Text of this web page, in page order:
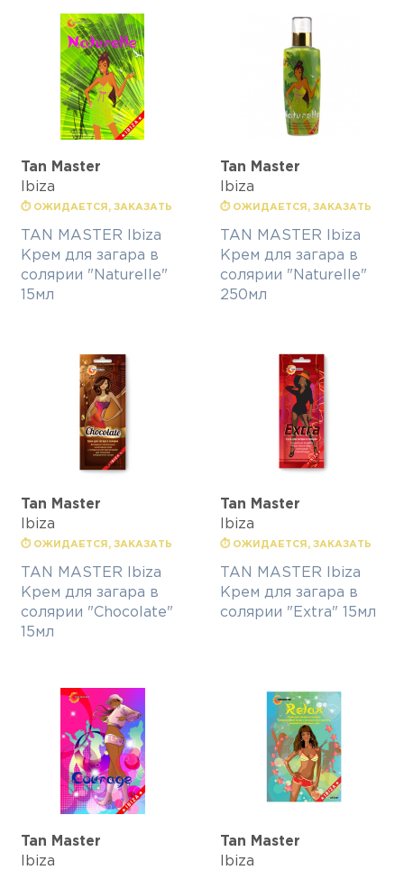
Tan Master
Ibiza
⏱ ОЖИДАЕТСЯ, ЗАКАЗАТЬ
TAN MASTER Ibiza
Крем для загара в
солярии "Naturelle"
15мл
Tan Master
Ibiza
⏱ ОЖИДАЕТСЯ, ЗАКАЗАТЬ
TAN MASTER Ibiza
Крем для загара в
солярии "Naturelle"
250мл
Tan Master
Ibiza
⏱ ОЖИДАЕТСЯ, ЗАКАЗАТЬ
TAN MASTER Ibiza
Крем для загара в
солярии "Chocolate"
15мл
Tan Master
Ibiza
⏱ ОЖИДАЕТСЯ, ЗАКАЗАТЬ
TAN MASTER Ibiza
Крем для загара в
солярии "Extra" 15мл
Tan Master
Ibiza
Tan Master
Ibiza